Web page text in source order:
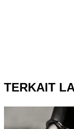
TERKAIT